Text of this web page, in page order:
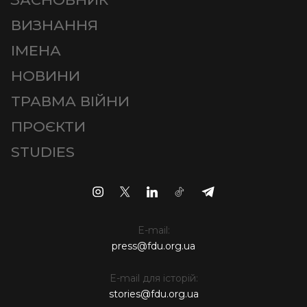
ВИЗНАННЯ
ІМЕНА
НОВИНИ
ТРАВМА ВІЙНИ
ПРОЄКТИ
STUDIES
E-mail:
press@fdu.org.ua
E-mail для історій:
stories@fdu.org.ua